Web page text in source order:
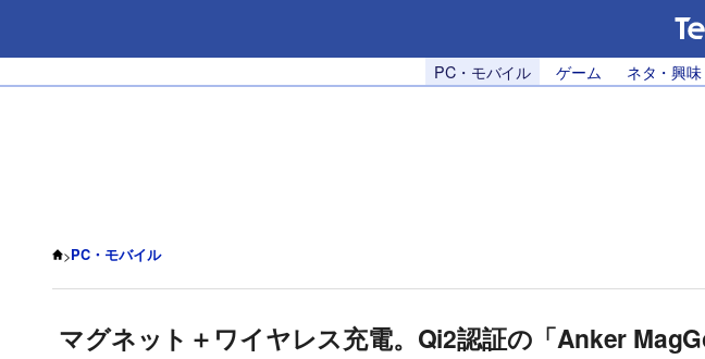
PC・モバイル ゲーム ネタ・興味
>PC・モバイル
マグネット＋ワイヤレス充電。Qi2認証の「Anker